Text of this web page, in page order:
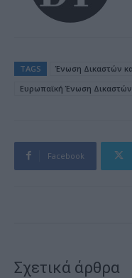
TAGS
Ένωση Δικαστών
Ευρωπαϊκή Ένωση Δικαστών
Facebook
Σχετικά άρθρα